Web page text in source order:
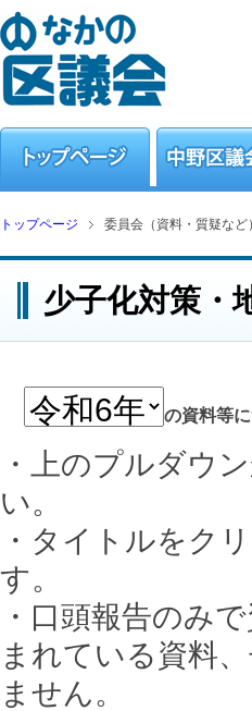
トップページ 委員会（資料・質疑など
少子化対策・
の資料等
・上のプルダウ
い。
・タイトルをク
す。
・口頭報告のみ
まれている資料
ません。